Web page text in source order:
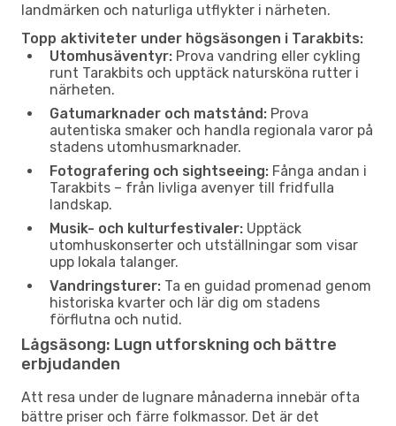
landmärken och naturliga utflykter i närheten.
Topp aktiviteter under högsäsongen i Tarakbits:
Utomhusäventyr: Prova vandring eller cykling
runt Tarakbits och upptäck natursköna rutter i
närheten.
Gatumarknader och matstånd: Prova
autentiska smaker och handla regionala varor på
stadens utomhusmarknader.
Fotografering och sightseeing: Fånga andan i
Tarakbits – från livliga avenyer till fridfulla
landskap.
Musik- och kulturfestivaler: Upptäck
utomhuskonserter och utställningar som visar
upp lokala talanger.
Vandringsturer: Ta en guidad promenad genom
historiska kvarter och lär dig om stadens
förflutna och nutid.
Lågsäsong: Lugn utforskning och bättre
erbjudanden
Att resa under de lugnare månaderna innebär ofta
bättre priser och färre folkmassor. Det är det